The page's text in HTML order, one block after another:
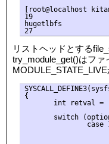
[root@localhost
19
hugetlbfs
27
リストヘッドとする
try_module_get()はフ
MODULE_STATE_LIVE
{
int retval =
switch
case